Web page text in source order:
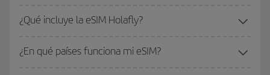
¿Qué incluye la eSIM Holafly?
¿En qué países funciona mi eSIM?